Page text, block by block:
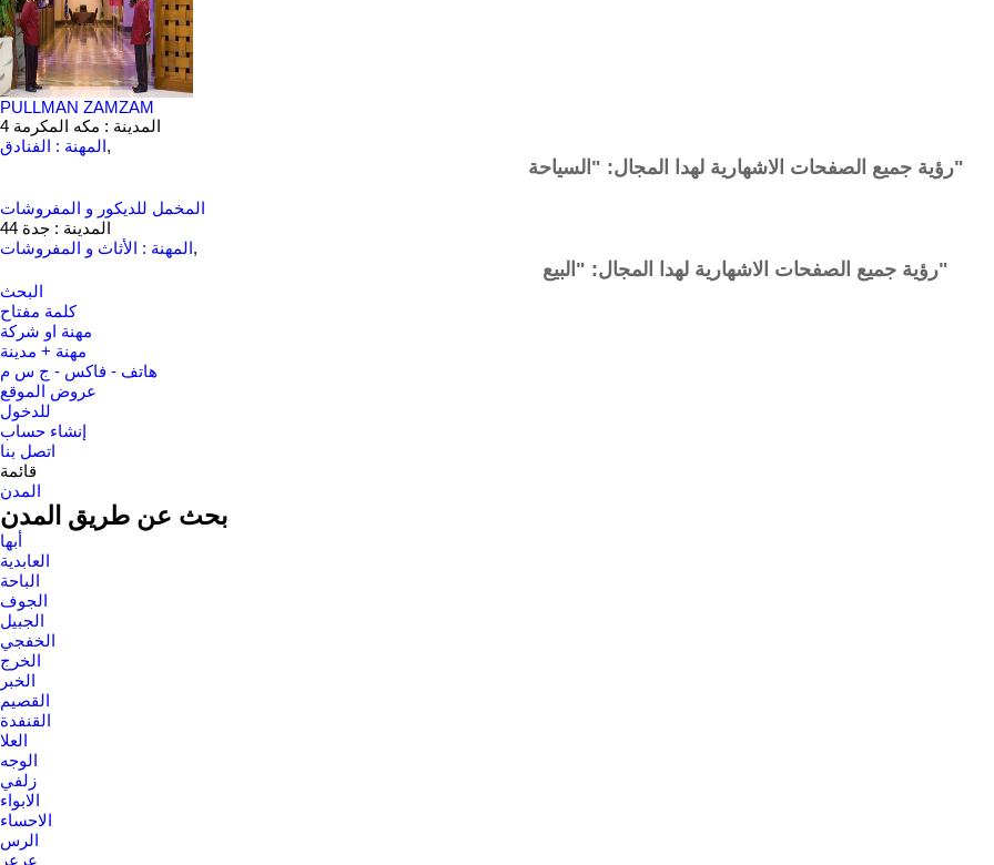
PULLMAN ZAMZAM
4 المدينة : مكه المكرمة
المهنة : الفنادق,
رؤية جميع الصفحات الاشهارية لهدا المجال: "السياحة"
المخمل للديكور و المفروشات
44 المدينة : جدة
المهنة : الأثاث و المفروشات,
رؤية جميع الصفحات الاشهارية لهدا المجال: "البيع"
البحث
كلمة مفتاح
مهنة او شركة
مهنة + مدينة
هاتف - فاكس - ج س م
عروض الموقع
للدخول
إنشاء حساب
اتصل بنا
قائمة
المدن
بحث عن طريق المدن
أبها
العابدية
الباحة
الجوف
الجبيل
الخفجي
الخرج
الخبر
القصيم
القنفدة
العلا
الوجه
زلفي
الابواء
الاحساء
الرس
عرعر